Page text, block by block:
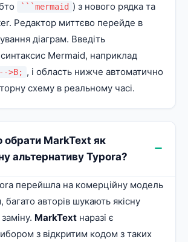
```mermaid ) з нового рядка та
Редактор миттєво перейде в
діаграм. Введіть
Mermaid, наприклад
>B; , і область нижче автоматично
схему в реальному часі.
обрати MarkText як
альтернативу Typora?
перейшла на комерційну модель
багато авторів шукають якісну
MarkText наразі є
з відкритим кодом з таких